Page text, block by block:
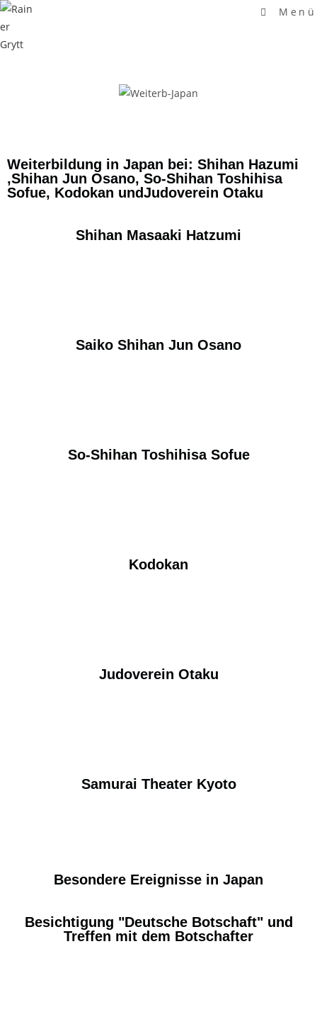
Menü
Weiterbildung in Japan bei: Shihan Hazumi
,Shihan Jun Osano, So-Shihan Toshihisa
Sofue, Kodokan undJudoverein Otaku
Shihan Masaaki Hatzumi
Saiko Shihan Jun Osano
So-Shihan Toshihisa Sofue
Kodokan
Judoverein Otaku
Samurai Theater Kyoto
Besondere Ereignisse in Japan
Besichtigung "Deutsche Botschaft" und
Treffen mit dem Botschafter